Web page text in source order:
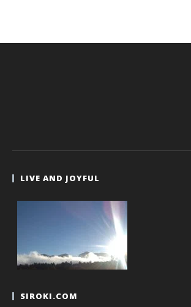
LIVE AND JOYFUL
SIROKI.COM